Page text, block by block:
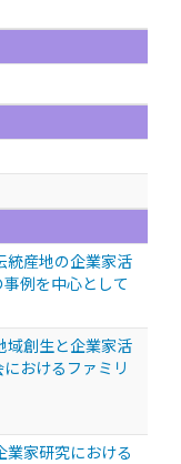
統産地の企業家活
例を中心として
域創生と企業家活
おけるファミリ
業家研究における